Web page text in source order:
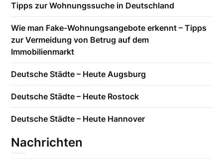
Tipps zur Wohnungssuche in Deutschland
Wie man Fake-Wohnungsangebote erkennt – Tipps
zur Vermeidung von Betrug auf dem
Immobilienmarkt
Deutsche Städte – Heute Augsburg
Deutsche Städte – Heute Rostock
Deutsche Städte – Heute Hannover
Nachrichten